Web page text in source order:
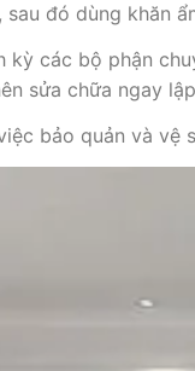
đó dùng khăn
kỳ các bộ phận
sửa chữa ngay
bảo quản và